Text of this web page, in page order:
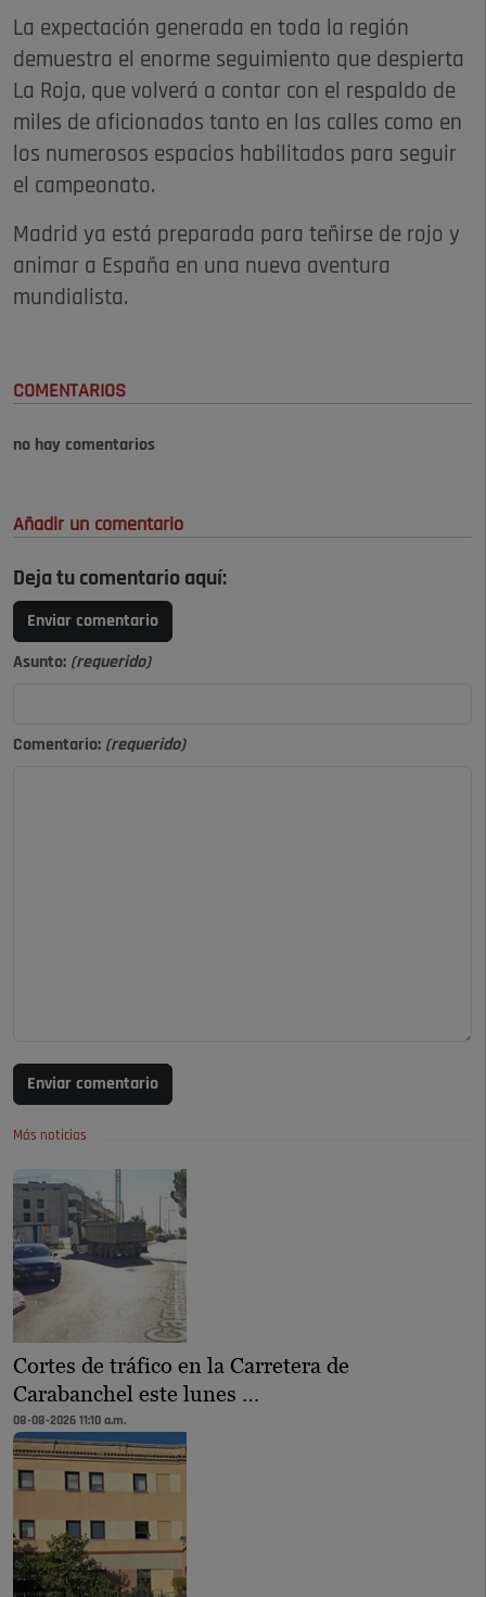
La expectación generada en toda la región
demuestra el enorme seguimiento que despierta
La Roja, que volverá a contar con el respaldo de
miles de aficionados tanto en las calles como en
los numerosos espacios habilitados para seguir
el campeonato.
Madrid ya está preparada para teñirse de rojo y
animar a España en una nueva aventura
mundialista.
COMENTARIOS
no hay comentarios
Añadir un comentario
Deja tu comentario aquí:
Enviar comentario
Asunto: (requerido)
Comentario: (requerido)
Enviar comentario
Más noticias
Cortes de tráfico en la Carretera de
Carabanchel este lunes …
08-08-2026 11:10 a.m.